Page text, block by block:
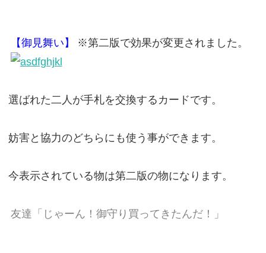
【御見舞い】 ※第二版で効果が変更されました。
選ばれた二人が手札を交換するカードです。
妨害と協力のどちらにも使う事ができます。
今表示されている物は第二版の物になります。
友達「じゃーん！御守り買ってきたんだ！」